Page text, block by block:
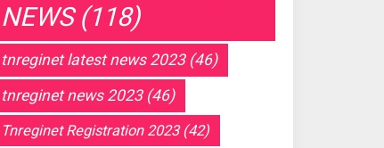
NEWS(118)
tnreginet latest news 2023(46)
tnreginet news 2023(46)
Tnreginet Registration 2023(42)